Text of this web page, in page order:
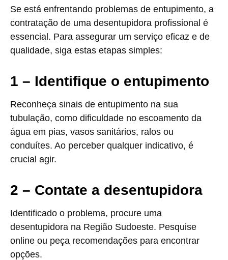
Se está enfrentando problemas de entupimento, a
contratação de uma desentupidora profissional é
essencial. Para assegurar um serviço eficaz e de
qualidade, siga estas etapas simples:
1 – Identifique o entupimento
Reconheça sinais de entupimento na sua
tubulação, como dificuldade no escoamento da
água em pias, vasos sanitários, ralos ou
conduítes. Ao perceber qualquer indicativo, é
crucial agir.
2 – Contate a desentupidora
Identificado o problema, procure uma
desentupidora na Região Sudoeste. Pesquise
online ou peça recomendações para encontrar
opções.